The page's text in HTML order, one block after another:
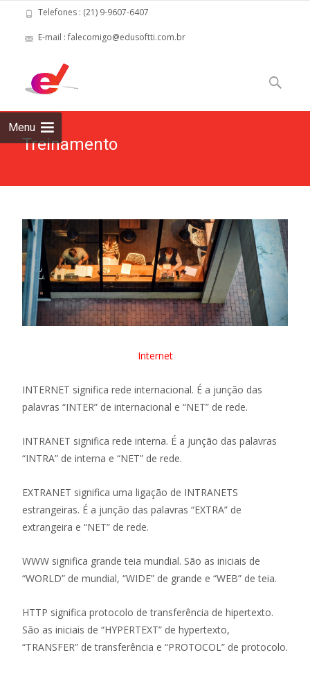
Telefones : (21) 9-9607-6407
E-mail : falecomigo@edusoftti.com.br
Menu
content
Pesquisar
Treinamento
Internet
INTERNET significa rede internacional. É a junção das
palavras “INTER” de internacional e “NET” de rede.
INTRANET significa rede interna. É a junção das palavras
“INTRA” de interna e “NET” de rede.
EXTRANET significa uma ligação de INTRANETS
estrangeiras. É a junção das palavras “EXTRA” de
extrangeira e “NET” de rede.
WWW significa grande teia mundial. São as iniciais de
“WORLD” de mundial, “WIDE” de grande e “WEB” de teia.
HTTP significa protocolo de transferência de hipertexto.
São as iniciais de “HYPERTEXT” de hypertexto,
“TRANSFER” de transferência e “PROTOCOL” de protocolo.